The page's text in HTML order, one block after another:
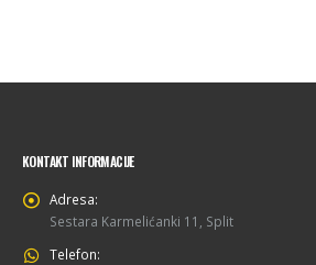
KONTAKT INFORMACIJE
Adresa:
Sestara Karmelićanki 11, Split
Telefon: